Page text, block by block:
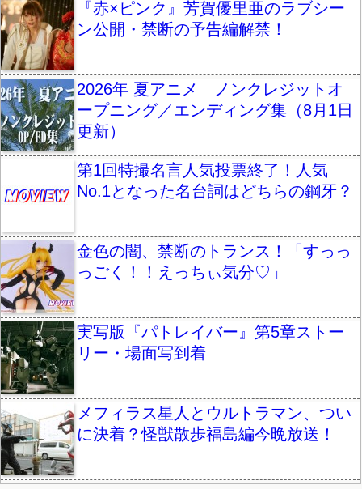
『赤×ピンク』芳賀優里亜のラブシー
ン公開・禁断の予告編解禁！
2026年 夏アニメ ノンクレジットオ
ープニング／エンディング集（8月1日
更新）
第1回特撮名言人気投票終了！人気
No.1となった名台詞はどちらの鋼牙？
金色の闇、禁断のトランス！「すっっ
っごく！！えっちぃ気分♡」
実写版『パトレイバー』第5章ストー
リー・場面写到着
メフィラス星人とウルトラマン、つい
に決着？怪獣散歩福島編今晩放送！